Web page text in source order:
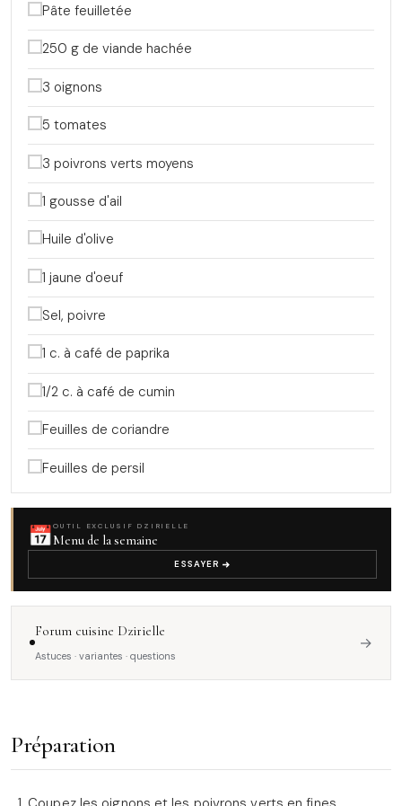
Pâte feuilletée
250 g de viande hachée
3 oignons
5 tomates
3 poivrons verts moyens
1 gousse d'ail
Huile d'olive
1 jaune d'oeuf
Sel, poivre
1 c. à café de paprika
1/2 c. à café de cumin
Feuilles de coriandre
Feuilles de persil
📅 OUTIL EXCLUSIF DZIRIELLE
Menu de la semaine
ESSAYER
Forum cuisine Dzirielle
Astuces · variantes · questions
→
Préparation